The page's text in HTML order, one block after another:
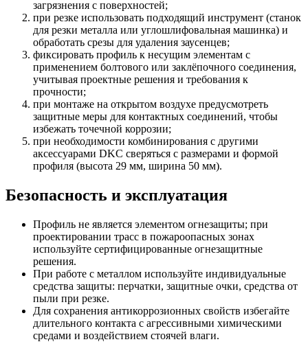
загрязнения с поверхностей;
при резке использовать подходящий инструмент (станок
для резки металла или углошлифовальная машинка) и
обработать срезы для удаления заусенцев;
фиксировать профиль к несущим элементам с
применением болтового или заклёпочного соединения,
учитывая проектные решения и требования к
прочности;
при монтаже на открытом воздухе предусмотреть
защитные меры для контактных соединений, чтобы
избежать точечной коррозии;
при необходимости комбинирования с другими
аксессуарами DKC сверяться с размерами и формой
профиля (высота 29 мм, ширина 50 мм).
Безопасность и эксплуатация
Профиль не является элементом огнезащиты; при
проектировании трасс в пожароопасных зонах
используйте сертифицированные огнезащитные
решения.
При работе с металлом используйте индивидуальные
средства защиты: перчатки, защитные очки, средства от
пыли при резке.
Для сохранения антикоррозионных свойств избегайте
длительного контакта с агрессивными химическими
средами и воздействием стоячей влаги.